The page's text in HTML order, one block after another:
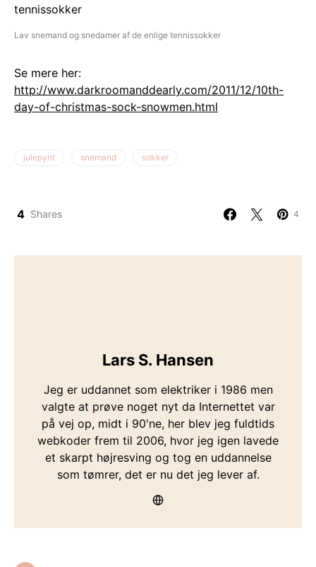
Lav snemand og snedamer af de enlige tennissokker
Se mere her:
http://www.darkroomanddearly.com/2011/12/10th-
day-of-christmas-sock-snowmen.html
julepynt snemand sokker
4 Shares 4
Lars S. Hansen
Jeg er uddannet som elektriker i 1986 men
valgte at prøve noget nyt da Internettet var
på vej op, midt i 90'ne, her blev jeg fuldtids
webkoder frem til 2006, hvor jeg igen lavede
et skarpt højresving og tog en uddannelse
som tømrer, det er nu det jeg lever af.